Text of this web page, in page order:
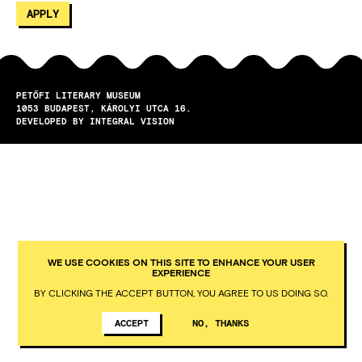
PETŐFI LITERARY MUSEUM
1053
BUDAPEST
KÁROLYI UTCA 16.
DEVELOPED BY INTEGRAL VISION
WE USE COOKIES ON THIS SITE TO ENHANCE YOUR USER
EXPERIENCE
BY CLICKING THE ACCEPT BUTTON, YOU AGREE TO US DOING SO.
ACCEPT NO, THANKS